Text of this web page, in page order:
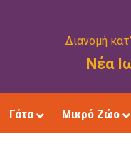
Διανομή
Νέα
Γάτα Μικρό Ζώο